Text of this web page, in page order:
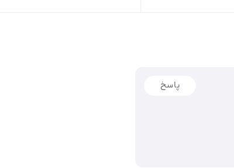
پاسخ